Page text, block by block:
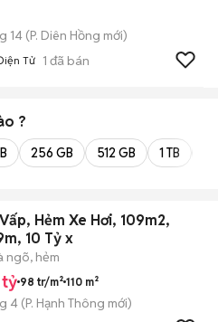
14 (P. Diên Hồng mới)
Tử 1 đã bán
?
256 GB 512 GB 1 TB
Hẻm Xe Hơi, 109m2,
10 Tỷ x
ngõ, hẻm
tỷ 98 tr/m² 110 m²
4 (P. Hạnh Thông mới)